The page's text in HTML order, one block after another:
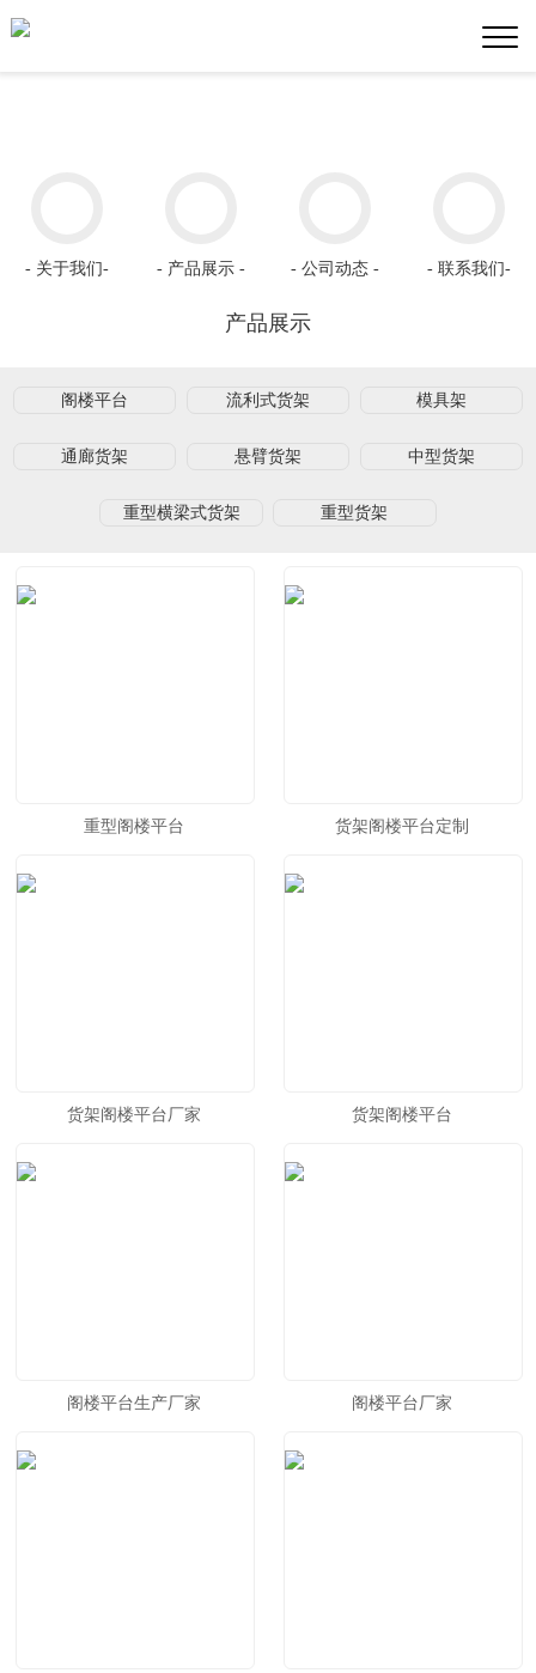
- 关于我们- - 产品展示 - - 公司动态 - - 联系我们-
产品展示
阁楼平台 流利式货架 模具架
通廊货架 悬臂货架 中型货架
重型横梁式货架 重型货架
重型阁楼平台 货架阁楼平台定制
货架阁楼平台厂家 货架阁楼平台
阁楼平台生产厂家 阁楼平台厂家